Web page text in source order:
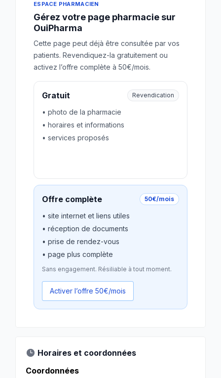
ESPACE PHARMACIEN
Gérez votre page pharmacie sur
OuiPharma
Cette page peut déjà être consultée par vos
patients. Revendiquez-la gratuitement ou
activez l’offre complète à 50€/mois.
Gratuit Revendication
• photo de la pharmacie
• horaires et informations
• services proposés
Offre complète 50€/mois
• site internet et liens utiles
• réception de documents
• prise de rendez-vous
• page plus complète
Sans engagement. Résiliable à tout moment.
Activer l’offre 50€/mois
Horaires et coordonnées
Coordonnées